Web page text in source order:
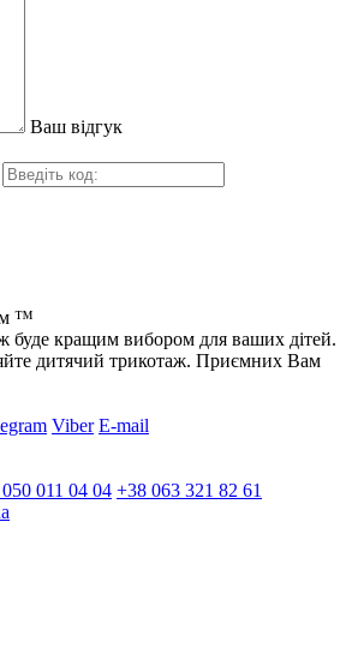
Ваш відгук
™
буде кращим вибором для ваших дітей.
дитячий трикотаж. Приємних Вам
Viber E-mail
011 04 04 +38 063 321 82 61